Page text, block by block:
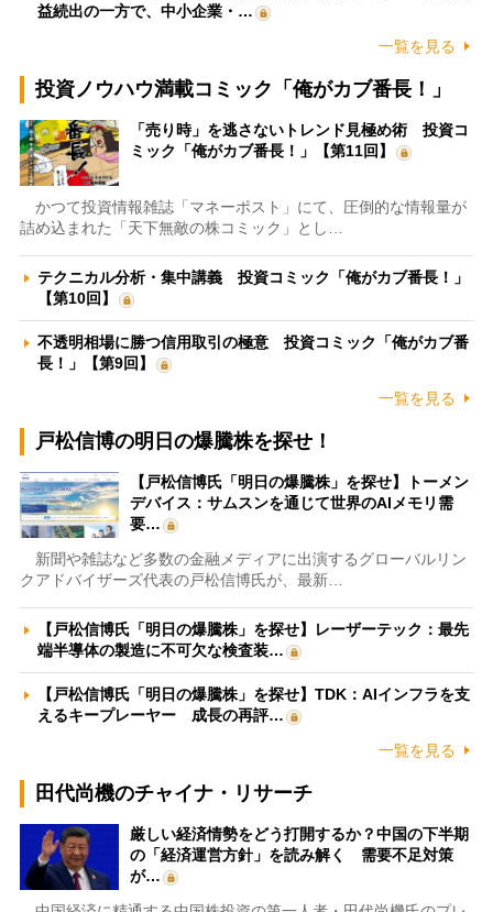
益続出の一方で、中小企業・…
一覧を見る
投資ノウハウ満載コミック「俺がカブ番長！」
「売り時」を逃さないトレンド見極め術 投資コ
ミック「俺がカブ番長！」【第11回】
かつて投資情報雑誌「マネーポスト」にて、圧倒的な情報量が
詰め込まれた「天下無敵の株コミック」とし…
テクニカル分析・集中講義 投資コミック「俺がカブ番長！」
【第10回】
不透明相場に勝つ信用取引の極意 投資コミック「俺がカブ番
長！」【第9回】
一覧を見る
戸松信博の明日の爆騰株を探せ！
【戸松信博氏「明日の爆騰株」を探せ】トーメン
デバイス：サムスンを通じて世界のAIメモリ需
要…
新聞や雑誌など多数の金融メディアに出演するグローバルリン
クアドバイザーズ代表の戸松信博氏が、最新…
【戸松信博氏「明日の爆騰株」を探せ】レーザーテック：最先
端半導体の製造に不可欠な検査装…
【戸松信博氏「明日の爆騰株」を探せ】TDK：AIインフラを支
えるキープレーヤー 成長の再評…
一覧を見る
田代尚機のチャイナ・リサーチ
厳しい経済情勢をどう打開するか？中国の下半期
の「経済運営方針」を読み解く 需要不足対策
が…